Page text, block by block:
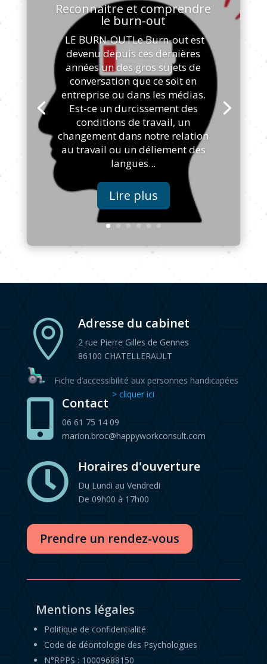
Reconnaitre et comprendre
le burn-out
LE BURN-OUTLe Burn-out est
devenu depuis ces dernières
années un des gros sujets de
conversation que ce soit en
entreprise ou dans les médias.
Est-ce un durcissement des
conditions de travail, un
changement dans notre relation
au travail ou un déliement des
langues...
Lire plus
 Adresse du cabinet
2 rue Pierre Gilles de Gennes
86100 CHATELLERAULT
Fiche d’accessibilité aux personnes handicapées
> cliquer ici
 Contact
06 61 75 14 09
marion.broc@happyworkconsult.com
 Horaires d'ouverture
Du Lundi au Vendredi
De 09h00 à 17h00
Prendre un rendez-vous
Mentions légales
Politique de confidentialité
Code de déontologie des Psychologues
N°RPPS : 10009688150